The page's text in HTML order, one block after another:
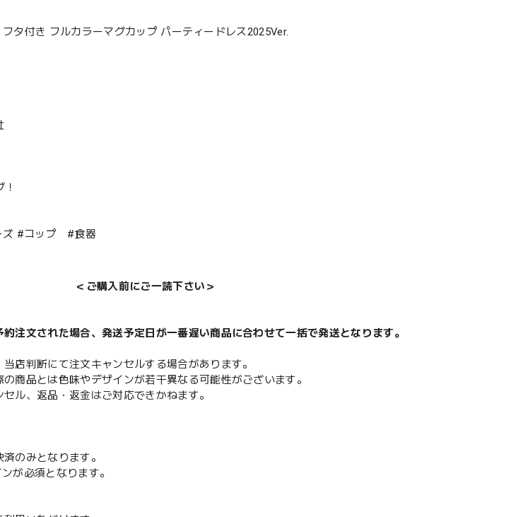
タ付き フルカラーマグカップ パーティードレス2025Ver.
ズ #コップ #食器
＜ご購入前にご一読下さい＞
注文された場合、発送予定日が一番遅い商品に合わせて一括で発送となります。
店判断にて注文キャンセルする場合があります。
商品とは色味やデザインが若干異なる可能性がございます。
ル、返品・返金はご対応できかねます。
のみとなります。
が必須となります。